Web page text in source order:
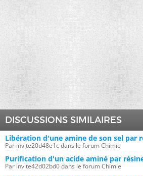
DISCUSSIONS SIMILAIRES
Libération d'une amine de son sel par
Par invite20d48e1c dans le forum Chimie
Purification d'un acide aminé par
Par invite42d02bd0 dans le forum Chimie